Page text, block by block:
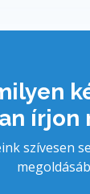
írjon
szívesen